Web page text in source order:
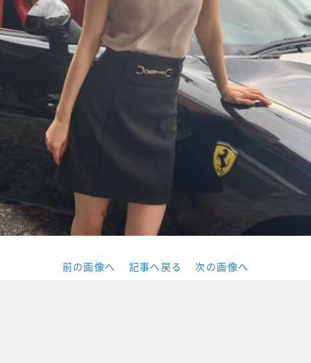
前の画像へ 記事へ戻る 次の画像へ